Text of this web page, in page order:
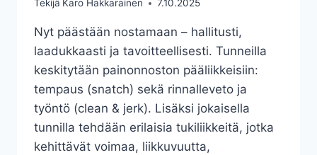
Tekijä Karo Hakkarainen 7.10.2025
Nyt päästään nostamaan – hallitusti,
laadukkaasti ja tavoitteellisesti. Tunneilla
keskitytään painonnoston pääliikkeisiin:
tempaus (snatch) sekä rinnalleveto ja
työntö (clean & jerk). Lisäksi jokaisella
tunnilla tehdään erilaisia tukiliikkeitä, jotka
kehittävät voimaa, liikkuvuutta,